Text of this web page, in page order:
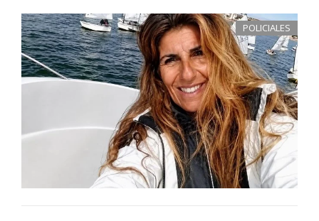
POLICIALES